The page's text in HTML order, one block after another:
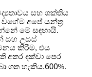
සහ ශක්තිය
අපේ යන්ත්‍ර
මේ සඳහායි.
සහ උසස්
කිරීම, එය
අතර දක්වා පෙර
ගත හැකිය.600%.